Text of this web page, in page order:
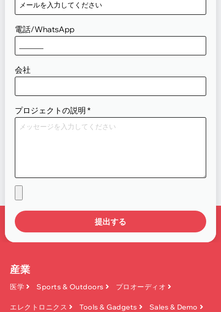
電話/WhatsApp
会社
プロジェクトの説明 *
提出する
産業
医学 Sports & Outdoors プロオーディオ
エレクトロニクス Tools & Gadgets Sales & Demo